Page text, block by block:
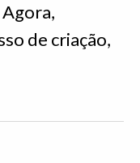
de criação,